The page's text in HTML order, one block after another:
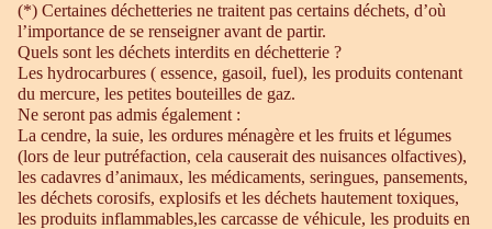
(*) Certaines déchetteries ne traitent pas certains déchets, d’où
l’importance de se renseigner avant de partir.
Quels sont les déchets interdits en déchetterie ?
Les hydrocarbures ( essence, gasoil, fuel), les produits contenant
du mercure, les petites bouteilles de gaz.
Ne seront pas admis également :
La cendre, la suie, les ordures ménagère et les fruits et légumes
(lors de leur putréfaction, cela causerait des nuisances olfactives),
les cadavres d’animaux, les médicaments, seringues, pansements,
les déchets corosifs, explosifs et les déchets hautement toxiques,
les produits inflammables,les carcasse de véhicule, les produits en